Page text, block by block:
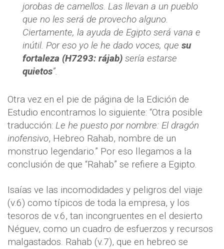
jorobas de camellos. Las llevan a un pueblo
que no les será de provecho alguno.
Ciertamente, la ayuda de Egipto será vana e
inútil. Por eso yo le he dado voces, que su
fortaleza (H7293: rájab) sería estarse
quietos”.
Otra vez en el pie de página de la Edición de
Estudio encontramos lo siguiente: “Otra posible
traducción: Le he puesto por nombre: El dragón
inofensivo, Hebreo Rahab, nombre de un
monstruo legendario.” Por eso llegamos a la
conclusión de que “Rahab” se refiere a Egipto.
Isaías ve las incomodidades y peligros del viaje
(v.6) como típicos de toda la empresa, y los
tesoros de v.6, tan incongruentes en el desierto
Néguev, como un cuadro de esfuerzos y recursos
malgastados. Rahab (v.7), que en hebreo se